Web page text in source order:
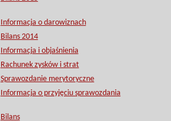
Informacja o darowiznach
Bilans 2014
Informacja i objaśnienia
Rachunek zysków i strat
Sprawozdanie merytoryczne
Informacja o przyjęciu sprawozdania
Bilans